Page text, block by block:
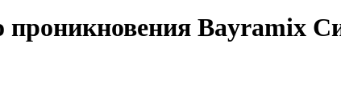
проникновения Bayramix